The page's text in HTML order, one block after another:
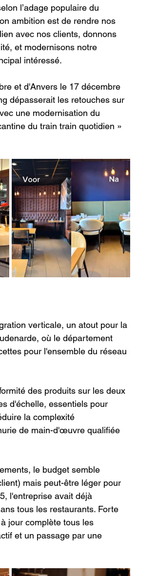
l’adage populaire du
ambition est de rendre nos
avec nos clients, donnons
et modernisons notre
intéressé.
et d'Anvers le 17 décembre
dépasserait les retouches sur
une modernisation du
du train train quotidien »
verticale, un atout pour la
où le département
pour l'ensemble du réseau
des produits sur les deux
d'échelle, essentiels pour
la complexité
de main-d'œuvre qualifiée
le budget semble
mais peut-être léger pour
l'entreprise avait déjà
tous les restaurants. Forte
jour complète tous les
et un passage par une